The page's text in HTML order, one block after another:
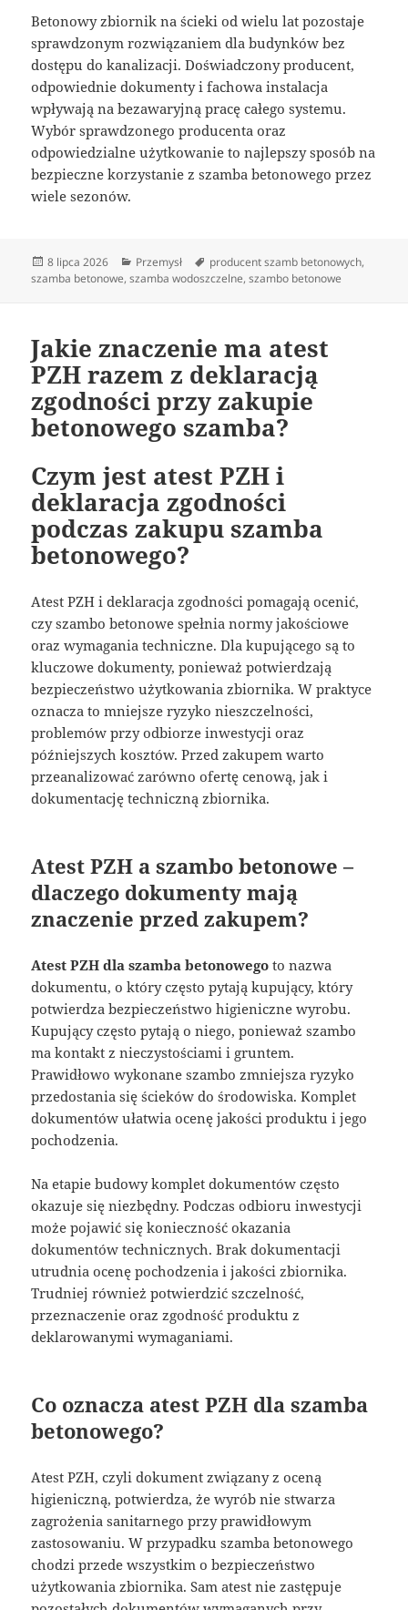
Betonowy zbiornik na ścieki od wielu lat pozostaje
sprawdzonym rozwiązaniem dla budynków bez
dostępu do kanalizacji. Doświadczony producent,
odpowiednie dokumenty i fachowa instalacja
wpływają na bezawaryjną pracę całego systemu.
Wybór sprawdzonego producenta oraz
odpowiedzialne użytkowanie to najlepszy sposób na
bezpieczne korzystanie z szamba betonowego przez
wiele sezonów.
Data
publikacji
8 lipca 2026 Kategorie
Przemysł Tagi
producent szamb betonowych,
szamba betonowe,szamba wodoszczelne,szambo betonowe
Jakie znaczenie ma atest
PZH razem z deklaracją
zgodności przy zakupie
betonowego szamba?
Czym jest atest PZH i
deklaracja zgodności
podczas zakupu szamba
betonowego?
Atest PZH i deklaracja zgodności pomagają ocenić,
czy szambo betonowe spełnia normy jakościowe
oraz wymagania techniczne. Dla kupującego są to
kluczowe dokumenty, ponieważ potwierdzają
bezpieczeństwo użytkowania zbiornika. W praktyce
oznacza to mniejsze ryzyko nieszczelności,
problemów przy odbiorze inwestycji oraz
późniejszych kosztów. Przed zakupem warto
przeanalizować zarówno ofertę cenową, jak i
dokumentację techniczną zbiornika.
Atest PZH a szambo betonowe –
dlaczego dokumenty mają
znaczenie przed zakupem?
Atest PZH dla szamba betonowego to nazwa
dokumentu, o który często pytają kupujący, który
potwierdza bezpieczeństwo higieniczne wyrobu.
Kupujący często pytają o niego, ponieważ szambo
ma kontakt z nieczystościami i gruntem.
Prawidłowo wykonane szambo zmniejsza ryzyko
przedostania się ścieków do środowiska. Komplet
dokumentów ułatwia ocenę jakości produktu i jego
pochodzenia.
Na etapie budowy komplet dokumentów często
okazuje się niezbędny. Podczas odbioru inwestycji
może pojawić się konieczność okazania
dokumentów technicznych. Brak dokumentacji
utrudnia ocenę pochodzenia i jakości zbiornika.
Trudniej również potwierdzić szczelność,
przeznaczenie oraz zgodność produktu z
deklarowanymi wymaganiami.
Co oznacza atest PZH dla szamba
betonowego?
Atest PZH, czyli dokument związany z oceną
higieniczną, potwierdza, że wyrób nie stwarza
zagrożenia sanitarnego przy prawidłowym
zastosowaniu. W przypadku szamba betonowego
chodzi przede wszystkim o bezpieczeństwo
użytkowania zbiornika. Sam atest nie zastępuje